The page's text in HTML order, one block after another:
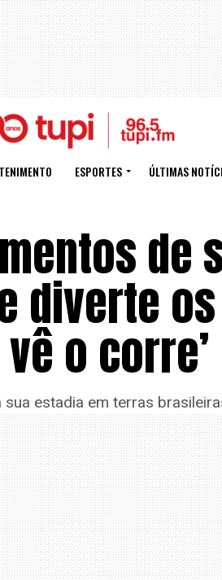
ESPORTES ÚLTIMAS
de
diverte
o corre’
estadia em terras